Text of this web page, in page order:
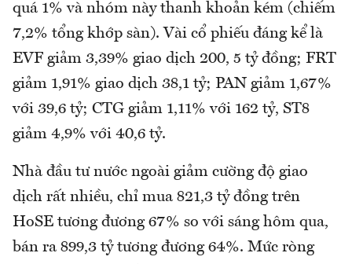
quá 1% và nhóm này thanh khoản kém (chiếm
7,2% tổng khớp sàn). Vài cổ phiếu đáng kể là
EVF giảm 3,39% giao dịch 200, 5 tỷ đồng; FRT
giảm 1,91% giao dịch 38,1 tỷ; PAN giảm 1,67%
với 39,6 tỷ; CTG giảm 1,11% với 162 tỷ, ST8
giảm 4,9% với 40,6 tỷ.
Nhà đầu tư nước ngoài giảm cường độ giao
dịch rất nhiều, chỉ mua 821,3 tỷ đồng trên
HoSE tương đương 67% so với sáng hôm qua,
bán ra 899,3 tỷ tương đương 64%. Mức ròng